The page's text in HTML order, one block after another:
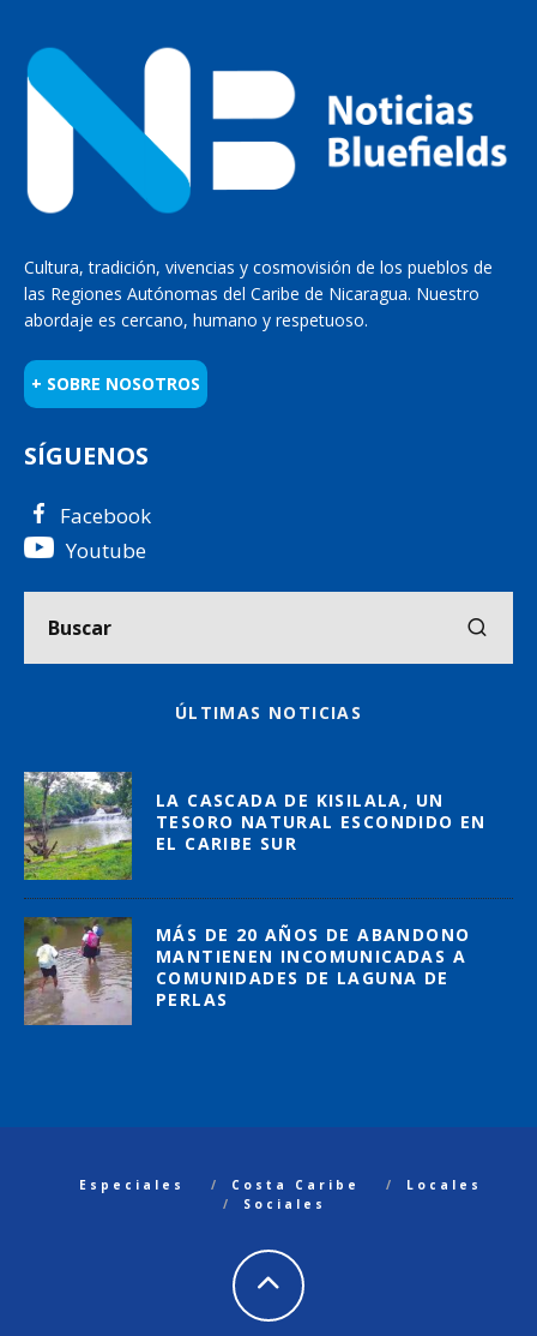
Cultura, tradición, vivencias y cosmovisión de los pueblos de
las Regiones Autónomas del Caribe de Nicaragua. Nuestro
abordaje es cercano, humano y respetuoso.
+ SOBRE NOSOTROS
SÍGUENOS
Facebook
Youtube
ÚLTIMAS NOTICIAS
LA CASCADA DE KISILALA, UN
TESORO NATURAL ESCONDIDO EN
EL CARIBE SUR
MÁS DE 20 AÑOS DE ABANDONO
MANTIENEN INCOMUNICADAS A
COMUNIDADES DE LAGUNA DE
PERLAS
Especiales Costa Caribe
Locales
Sociales